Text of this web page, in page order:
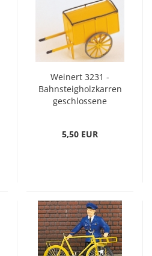
Weinert 3231 -
Bahnsteigholzkarren
geschlossene
5,50 EUR